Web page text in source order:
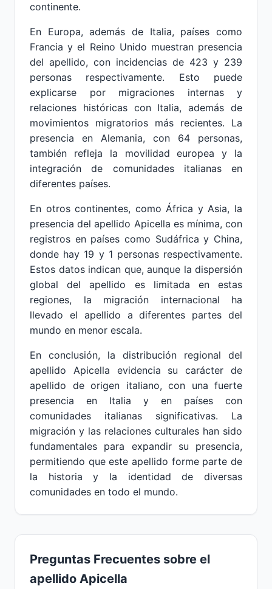
continente.
En Europa, además de Italia, países como
Francia y el Reino Unido muestran presencia
del apellido, con incidencias de 423 y 239
personas respectivamente. Esto puede
explicarse por migraciones internas y
relaciones históricas con Italia, además de
movimientos migratorios más recientes. La
presencia en Alemania, con 64 personas,
también refleja la movilidad europea y la
integración de comunidades italianas en
diferentes países.
En otros continentes, como África y Asia, la
presencia del apellido Apicella es mínima, con
registros en países como Sudáfrica y China,
donde hay 19 y 1 personas respectivamente.
Estos datos indican que, aunque la dispersión
global del apellido es limitada en estas
regiones, la migración internacional ha
llevado el apellido a diferentes partes del
mundo en menor escala.
En conclusión, la distribución regional del
apellido Apicella evidencia su carácter de
apellido de origen italiano, con una fuerte
presencia en Italia y en países con
comunidades italianas significativas. La
migración y las relaciones culturales han sido
fundamentales para expandir su presencia,
permitiendo que este apellido forme parte de
la historia y la identidad de diversas
comunidades en todo el mundo.
Preguntas Frecuentes sobre el
apellido Apicella